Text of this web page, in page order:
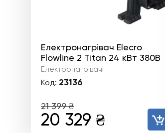
Електронагрівач Elecro
Flowline 2 Titan 24 кВт 380В
Електронагрівачі
Код: 23136
21 399₴
Оригінальна
20 329 ₴ Поточна